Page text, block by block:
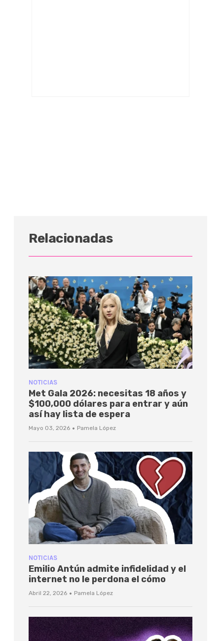
Relacionadas
NOTICIAS
Met Gala 2026: necesitas 18 años y
$100,000 dólares para entrar y aún
así hay lista de espera
Mayo 03, 2026 · Pamela López
NOTICIAS
Emilio Antún admite infidelidad y el
internet no le perdona el cómo
Abril 22, 2026 · Pamela López